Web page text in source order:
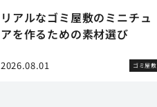
リアルなゴミ屋敷のミニチュ
アを作るための素材選び
2026.08.01 ゴミ屋敷